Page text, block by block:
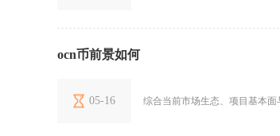
ocn币前景如何
05-16 综合当前市场生态、项目基本